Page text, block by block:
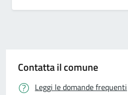
Contatta il comune
Leggi le domande frequenti